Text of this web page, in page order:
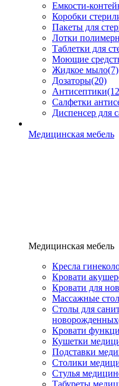
Емкости-
Коробки
Пакеты для
Лотки
Таблетки для
Моющие
Жидкое мыло(7)
Дозаторы(20)
Антисептики
Салфетки
Диспенсер для
Медицинская мебель
Медицинская мебель
Кресла
Кровати
Кровати для
Массажные
Столы для
новорожденных
Кровати
Кушетки
Подставки
Столики
Стулья
Табуреты